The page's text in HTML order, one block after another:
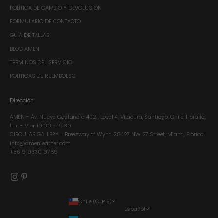
POLÍTICA DE CAMBIO Y DEVOLUCION
FORMULARIO DE CONTACTO
GUÍA DE TALLAS
BLOG AMEN
TÉRMINOS DEL SERVICIO
POLÍTICAS DE REEMBOLSO
Dirección
AMEN - Av. Nueva Costanera 4021, Local 4, Vitacura, Santiago, Chile.​ Horario:
Lun - Vier. 10:00 a 19:30
CIRCULAR GALLERY - Breezway of Wynd 28 127 NW 27 Street, Miami, Florida.
Info@amenleather.com
+56 9 9330 0769
Chile (CLP $)
Español